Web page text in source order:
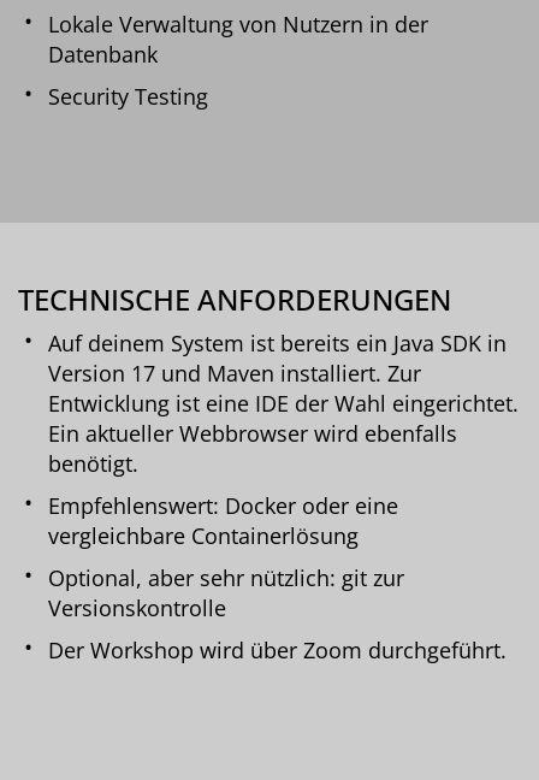
Lokale Verwaltung von Nutzern in der
Datenbank
Security Testing
TECHNISCHE ANFORDERUNGEN
Auf deinem System ist bereits ein Java SDK in
Version 17 und Maven installiert. Zur
Entwicklung ist eine IDE der Wahl eingerichtet.
Ein aktueller Webbrowser wird ebenfalls
benötigt.
Empfehlenswert: Docker oder eine
vergleichbare Containerlösung
Optional, aber sehr nützlich: git zur
Versionskontrolle
Der Workshop wird über Zoom durchgeführt.